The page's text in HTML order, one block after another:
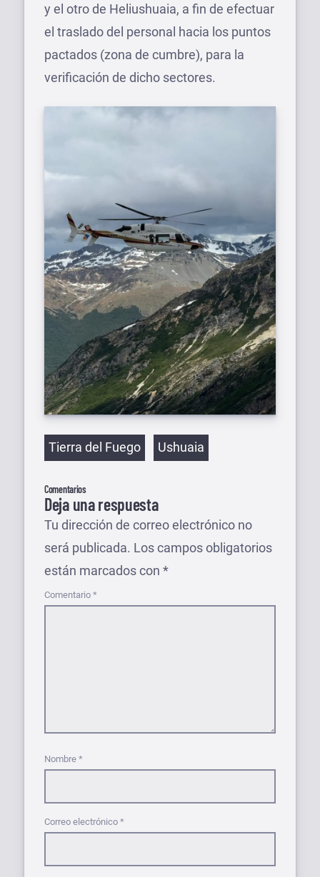
y el otro de Heliushuaia, a fin de efectuar
el traslado del personal hacia los puntos
pactados (zona de cumbre), para la
verificación de dicho sectores.
Etiquetas
Tierra del Fuego Ushuaia
Comentarios
Deja una respuesta
Tu dirección de correo electrónico no
será publicada. Los campos obligatorios
están marcados con *
Comentario *
Nombre *
Correo electrónico *